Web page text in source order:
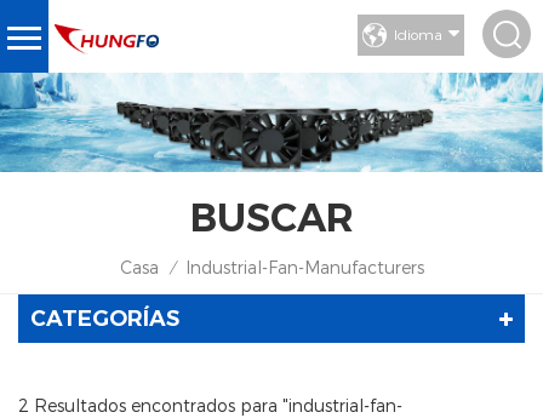
Idioma
BUSCAR
Casa / Industrial-Fan-Manufacturers
CATEGORÍAS
2 Resultados encontrados para "industrial-fan-